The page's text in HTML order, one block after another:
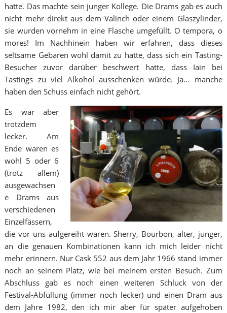
hatte. Das machte sein junger Kollege. Die Drams gab es auch
nicht mehr direkt aus dem Valinch oder einem Glaszylinder,
sie wurden vornehm in eine Flasche umgefüllt. O tempora, o
mores! Im Nachhinein haben wir erfahren, dass dieses
seltsame Gebaren wohl damit zu hatte, dass sich ein Tasting-
Besucher zuvor darüber beschwert hatte, dass Iain bei
Tastings zu viel Alkohol ausschenken würde. Ja… manche
haben den Schuss einfach nicht gehört.
Es war aber
trotzdem
lecker. Am
Ende waren es
wohl 5 oder 6
(trotz allem)
ausgewachsen
e Drams aus
verschiedenen
Einzelfässern,
die vor uns aufgereiht waren. Sherry, Bourbon, älter, jünger,
an die genauen Kombinationen kann ich mich leider nicht
mehr erinnern. Nur Cask 552 aus dem Jahr 1966 stand immer
noch an seinem Platz, wie bei meinem ersten Besuch. Zum
Abschluss gab es noch einen weiteren Schluck von der
Festival-Abfüllung (immer noch lecker) und einen Dram aus
dem Jahre 1982, den ich mir aber für später aufgehoben